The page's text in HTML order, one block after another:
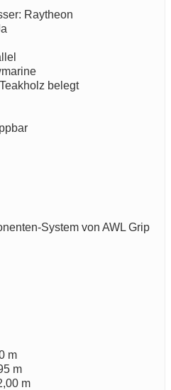
Raytheon
belegt
System von AWL Grip
m
m
m